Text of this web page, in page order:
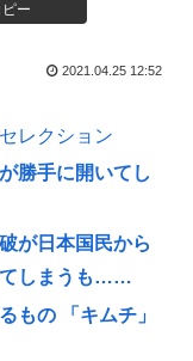
ピー
2021.04.25 12:52
レクション
勝手に開いてし
が日本国民から
てしまうも……
もの 「キムチ」